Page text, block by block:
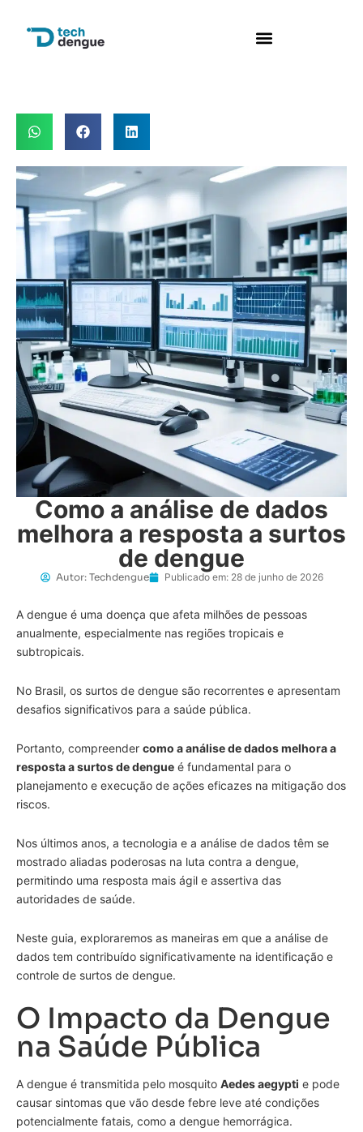
Como a análise de dados
melhora a resposta a surtos
de dengue
Autor:Techdengue Publicado em: 28 de junho de 2026
A dengue é uma doença que afeta milhões de pessoas
anualmente, especialmente nas regiões tropicais e
subtropicais.
No Brasil, os surtos de dengue são recorrentes e apresentam
desafios significativos para a saúde pública.
Portanto, compreender como a análise de dados melhora a
resposta a surtos de dengue é fundamental para o
planejamento e execução de ações eficazes na mitigação dos
riscos.
Nos últimos anos, a tecnologia e a análise de dados têm se
mostrado aliadas poderosas na luta contra a dengue,
permitindo uma resposta mais ágil e assertiva das
autoridades de saúde.
Neste guia, exploraremos as maneiras em que a análise de
dados tem contribuído significativamente na identificação e
controle de surtos de dengue.
O Impacto da Dengue
na Saúde Pública
A dengue é transmitida pelo mosquito Aedes aegypti e pode
causar sintomas que vão desde febre leve até condições
potencialmente fatais, como a dengue hemorrágica.